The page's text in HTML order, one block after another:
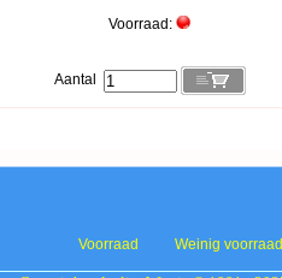
Voorraad:
Aantal
Voorraad Weinig